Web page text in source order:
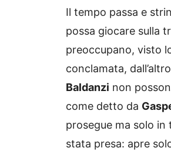
Il tempo passa e
possa giocare sulla
preoccupano, visto
conclamata,
Baldanzi non
come detto da
prosegue ma solo
stata presa: apre